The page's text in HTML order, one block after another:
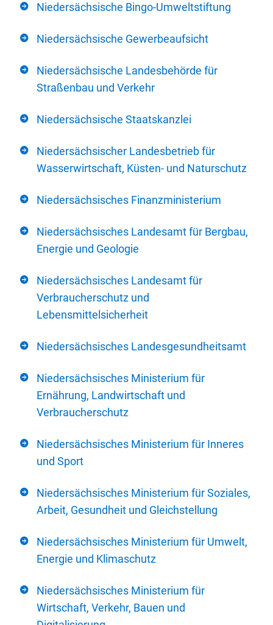
Niedersächsische Bingo-Umweltstiftung
Niedersächsische Gewerbeaufsicht
Niedersächsische Landesbehörde für
Straßenbau und Verkehr
Niedersächsische Staatskanzlei
Niedersächsischer Landesbetrieb für
Wasserwirtschaft, Küsten- und Naturschutz
Niedersächsisches Finanzministerium
Niedersächsisches Landesamt für Bergbau,
Energie und Geologie
Niedersächsisches Landesamt für
Verbraucherschutz und
Lebensmittelsicherheit
Niedersächsisches Landesgesundheitsamt
Niedersächsisches Ministerium für
Ernährung, Landwirtschaft und
Verbraucherschutz
Niedersächsisches Ministerium für Inneres
und Sport
Niedersächsisches Ministerium für Soziales,
Arbeit, Gesundheit und Gleichstellung
Niedersächsisches Ministerium für Umwelt,
Energie und Klimaschutz
Niedersächsisches Ministerium für
Wirtschaft, Verkehr, Bauen und